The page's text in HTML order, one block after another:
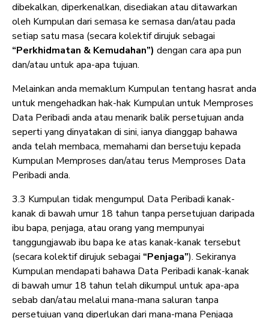
dibekalkan, diperkenalkan, disediakan atau ditawarkan
oleh Kumpulan dari semasa ke semasa dan/atau pada
setiap satu masa (secara kolektif dirujuk sebagai
“Perkhidmatan & Kemudahan”) dengan cara apa pun
dan/atau untuk apa-apa tujuan.
Melainkan anda memaklum Kumpulan tentang hasrat anda
untuk mengehadkan hak-hak Kumpulan untuk Memproses
Data Peribadi anda atau menarik balik persetujuan anda
seperti yang dinyatakan di sini, ianya dianggap bahawa
anda telah membaca, memahami dan bersetuju kepada
Kumpulan Memproses dan/atau terus Memproses Data
Peribadi anda.
3.3 Kumpulan tidak mengumpul Data Peribadi kanak-
kanak di bawah umur 18 tahun tanpa persetujuan daripada
ibu bapa, penjaga, atau orang yang mempunyai
tanggungjawab ibu bapa ke atas kanak-kanak tersebut
(secara kolektif dirujuk sebagai “Penjaga”). Sekiranya
Kumpulan mendapati bahawa Data Peribadi kanak-kanak
di bawah umur 18 tahun telah dikumpul untuk apa-apa
sebab dan/atau melalui mana-mana saluran tanpa
persetujuan yang diperlukan dari mana-mana Penjaga